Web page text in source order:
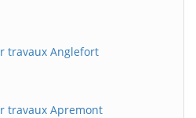
travaux Anglefort
travaux Apremont